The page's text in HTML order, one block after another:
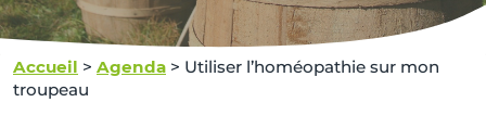
Accueil > Agenda > Utiliser l’homéopathie sur mon
troupeau